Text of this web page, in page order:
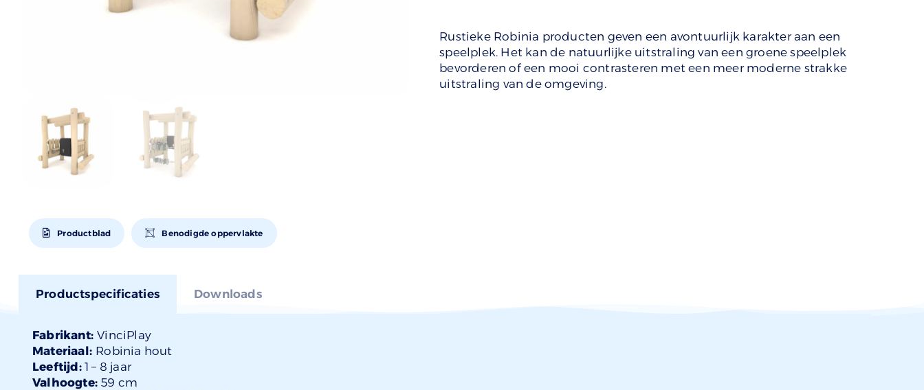
Productblad Benodigde oppervlakte
Rustieke Robinia producten geven een avontuurlijk karakter aan een
speelplek. Het kan de natuurlijke uitstraling van een groene speelplek
bevorderen of een mooi contrasteren met een meer moderne strakke
uitstraling van de omgeving.
Productspecificaties Downloads
Fabrikant:VinciPlay
Materiaal: Robinia hout
Leeftijd:1 – 8 jaar
Valhoogte: 59 cm